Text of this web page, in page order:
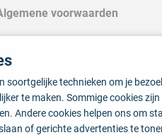
voorwaarden
soortgelijke technieken om je
te maken. Sommige cookies
Andere cookies helpen ons om
of gerichte advertenties te